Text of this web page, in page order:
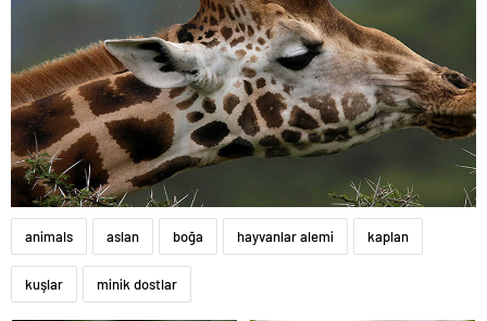
animals aslan boğa hayvanlar alemi kaplan
kuşlar minik dostlar